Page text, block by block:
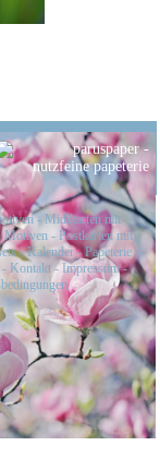
- Midikarten mit
Motiven- Postkarten mit
-Kalender-Papeterie -
- Kontakt-Impressum-